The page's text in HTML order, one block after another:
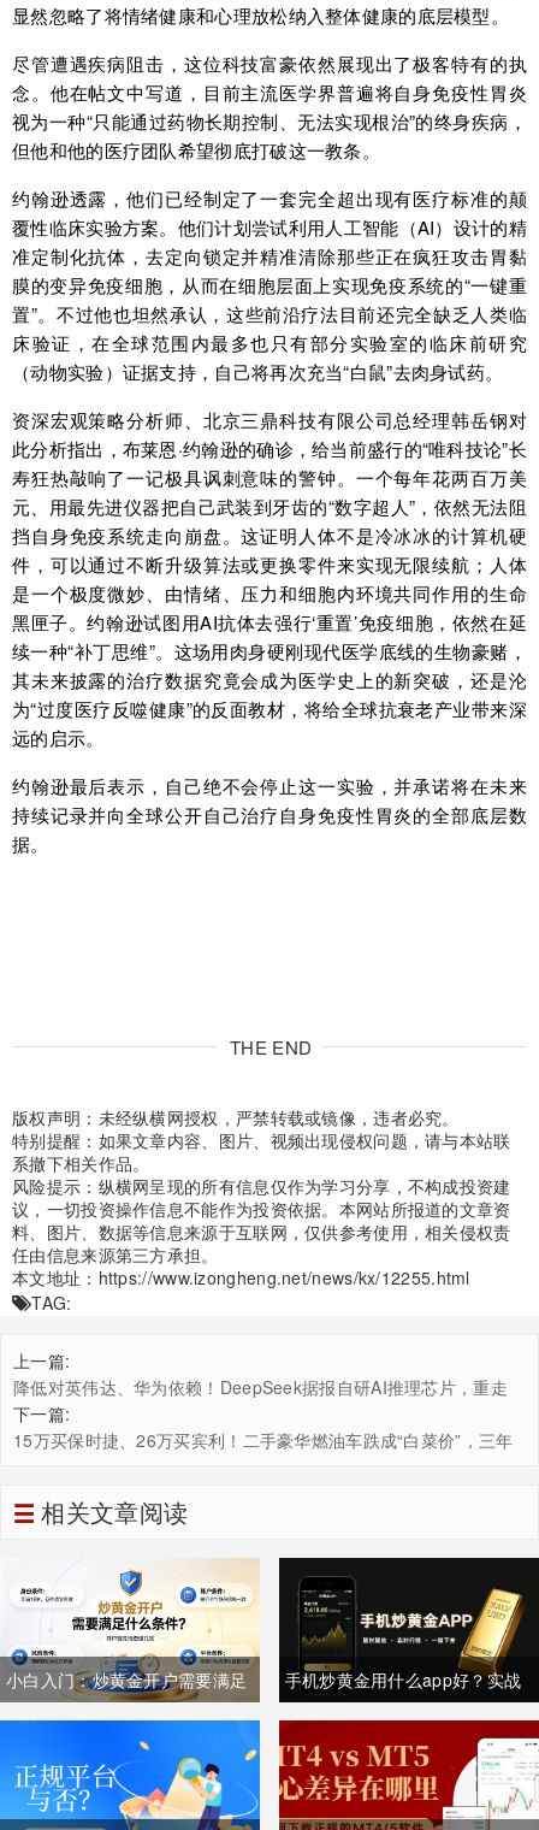
显然忽略了将情绪健康和心理放松纳入整体健康的底层模型。
尽管遭遇疾病阻击，这位科技富豪依然展现出了极客特有的执
念。他在帖文中写道，目前主流医学界普遍将自身免疫性胃炎
视为一种“只能通过药物长期控制、无法实现根治”的终身疾病，
但他和他的医疗团队希望彻底打破这一教条。
约翰逊透露，他们已经制定了一套完全超出现有医疗标准的颠
覆性临床实验方案。他们计划尝试利用人工智能（AI）设计的精
准定制化抗体，去定向锁定并精准清除那些正在疯狂攻击胃黏
膜的变异免疫细胞，从而在细胞层面上实现免疫系统的“一键重
置”。不过他也坦然承认，这些前沿疗法目前还完全缺乏人类临
床验证，在全球范围内最多也只有部分实验室的临床前研究
（动物实验）证据支持，自己将再次充当“白鼠”去肉身试药。
资深宏观策略分析师、北京三鼎科技有限公司总经理韩岳钢对
此分析指出，布莱恩·约翰逊的确诊，给当前盛行的“唯科技论”长
寿狂热敲响了一记极具讽刺意味的警钟。一个每年花两百万美
元、用最先进仪器把自己武装到牙齿的“数字超人”，依然无法阻
挡自身免疫系统走向崩盘。这证明人体不是冷冰冰的计算机硬
件，可以通过不断升级算法或更换零件来实现无限续航；人体
是一个极度微妙、由情绪、压力和细胞内环境共同作用的生命
黑匣子。约翰逊试图用AI抗体去强行‘重置’免疫细胞，依然在延
续一种“补丁思维”。这场用肉身硬刚现代医学底线的生物豪赌，
其未来披露的治疗数据究竟会成为医学史上的新突破，还是沦
为“过度医疗反噬健康”的反面教材，将给全球抗衰老产业带来深
远的启示。
约翰逊最后表示，自己绝不会停止这一实验，并承诺将在未来
持续记录并向全球公开自己治疗自身免疫性胃炎的全部底层数
据。
THE END
版权声明：未经纵横网授权，严禁转载或镜像，违者必究。
特别提醒：如果文章内容、图片、视频出现侵权问题，请与本站联
系撤下相关作品。
风险提示：纵横网呈现的所有信息仅作为学习分享，不构成投资建
议，一切投资操作信息不能作为投资依据。本网站所报道的文章资
料、图片、数据等信息来源于互联网，仅供参考使用，相关侵权责
任由信息来源第三方承担。
本文地址： https://www.izongheng.net/news/kx/12255.html
TAG:
上一篇:
降低对英伟达、华为依赖！DeepSeek据报自研AI推理芯片，重走
OpenAI路线谋求硬件自主权
下一篇:
15万买保时捷、26万买宾利！二手豪华燃油车跌成“白菜价”，三年
相关文章阅读
小白入门：炒黄金开户需要满足
什么条件？一文讲清所有要求
手机炒黄金用什么app好？实战
经验者都用什么app？